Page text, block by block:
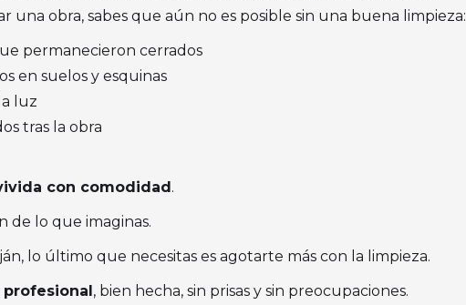
una obra, sabes que aún no es posible sin una buena limpieza:
permanecieron cerrados
en suelos y esquinas
luz
tras la obra
con comodidad.
de lo que imaginas.
lo último que necesitas es agotarte más con la limpieza.
, bien hecha, sin prisas y sin preocupaciones.